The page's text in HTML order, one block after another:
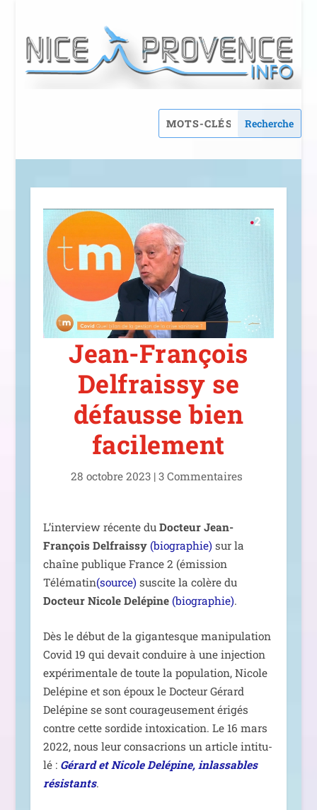
Jean-François
Delfraissy se
défausse bien
facilement
28 octobre 2023 |3 Commentaires
L’interview récente du Docteur Jean-
François Delfraissy (bio­gra­phie) sur la
chaîne publique France 2 (émis­sion
Télématin(source) sus­cite la colère du
Docteur Nicole Delépine (bio­gra­phie).
Dès le début de la gigan­tesque mani­pu­la­tion
Covid 19 qui devait conduire à une injec­tion
expé­ri­men­tale de toute la popu­la­tion, Nicole
Delépine et son époux le Docteur Gérard
Delépine se sont cou­ra­geu­se­ment éri­gés
contre cette sor­dide intoxi­ca­tion. Le 16 mars
2022, nous leur consa­crions un article inti­tu­
lé : Gérard et Nicole Delépine, inlas­sables
résis­tants.